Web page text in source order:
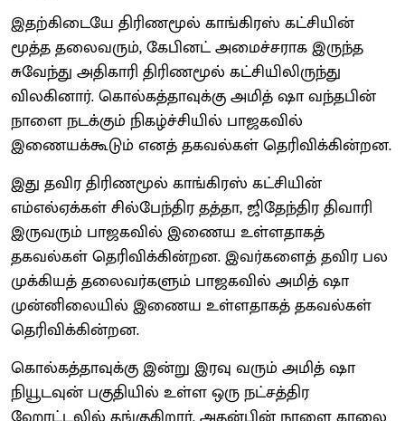
இதற்கிடையே திரிணமூல் காங்கிரஸ் கட்சியின்
மூத்த தலைவரும், கேபினட் அமைச்சராக இருந்த
சுவேந்து அதிகாரி திரிணமூல் கட்சியிலிருந்து
விலகினார். கொல்கத்தாவுக்கு அமித் ஷா வந்தபின்
நாளை நடக்கும் நிகழ்ச்சியில் பாஜகவில்
இணையக்கூடும் எனத் தகவல்கள் தெரிவிக்கின்றன.
இது தவிர திரிணமூல் காங்கிரஸ் கட்சியின்
எம்எல்ஏக்கள் சில்பேந்திர தத்தா, ஜிதேந்திர திவாரி
இருவரும் பாஜகவில் இணைய உள்ளதாகத்
தகவல்கள் தெரிவிக்கின்றன. இவர்களைத் தவிர பல
முக்கியத் தலைவர்களும் பாஜகவில் அமித் ஷா
முன்னிலையில் இணைய உள்ளதாகத் தகவல்கள்
தெரிவிக்கின்றன.
கொல்கத்தாவுக்கு இன்று இரவு வரும் அமித் ஷா
நியூடவுன் பகுதியில் உள்ள ஒரு நட்சத்திர